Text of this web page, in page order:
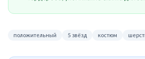
положительный 5 звёзд костюм